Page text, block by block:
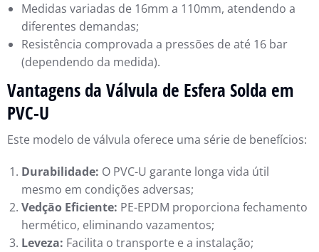
Medidas variadas de 16mm a 110mm, atendendo a
diferentes demandas;
Resistência comprovada a pressões de até 16 bar
(dependendo da medida).
Vantagens da Válvula de Esfera Solda em
PVC-U
Este modelo de válvula oferece uma série de benefícios:
Durabilidade: O PVC-U garante longa vida útil
mesmo em condições adversas;
Vedção Eficiente: PE-EPDM proporciona fechamento
hermético, eliminando vazamentos;
Leveza: Facilita o transporte e a instalação;